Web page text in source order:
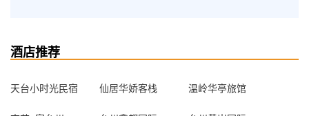
酒店推荐
天台小时光民宿 仙居华娇客栈 温岭华亭旅馆